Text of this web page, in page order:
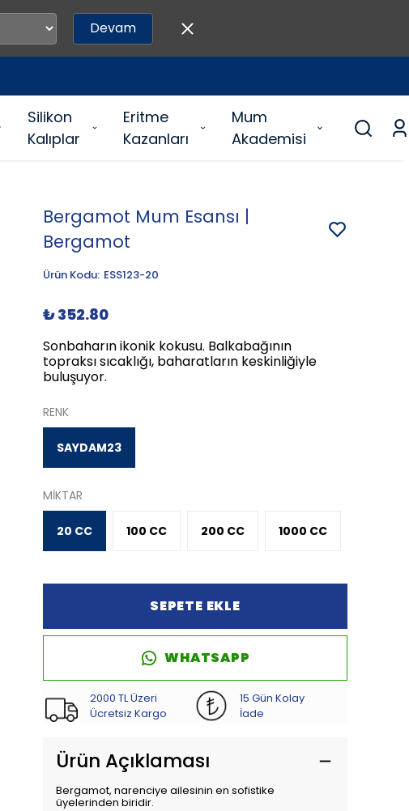
Devam
Silikon
Kalıplar
Eritme
Kazanları
Mum
Akademisi
Bergamot Mum Esansı |
Bergamot
Ürün Kodu: ESS123-20
₺ 352.80
Sonbaharın ikonik kokusu. Balkabağının
topraksı sıcaklığı, baharatların keskinliğiyle
buluşuyor.
RENK
SAYDAM23
MİKTAR
20 CC 100 CC 200 CC 1000 CC
SEPETE EKLE
WHATSAPP
2000 TL Üzeri
Ücretsiz Kargo
15 Gün Kolay
İade
Ürün Açıklaması
Bergamot, narenciye ailesinin en sofistike
üyelerinden biridir.